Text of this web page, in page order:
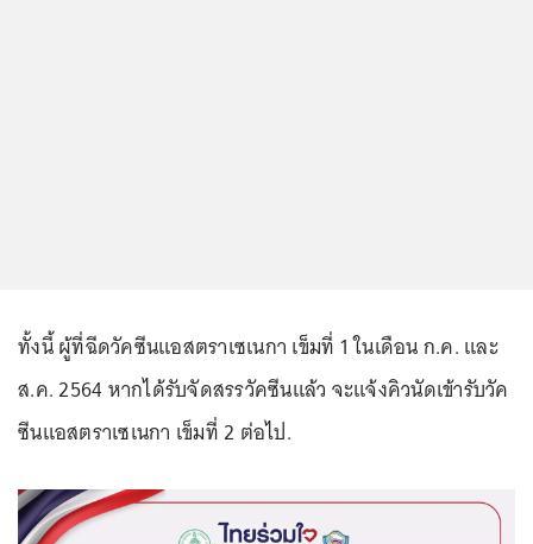
ทั้งนี้ ผู้ที่ฉีดวัคซีนแอสตราเซเนกา เข็มที่ 1 ในเดือน ก.ค. และ
ส.ค. 2564 หากได้รับจัดสรรวัคซีนแล้ว จะแจ้งคิวนัดเข้ารับวัค
ซีนแอสตราเซเนกา เข็มที่ 2 ต่อไป.